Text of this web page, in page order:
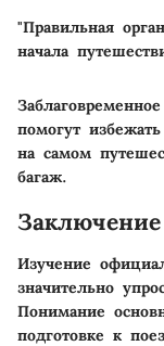
"Правильная
начала
помогут
на самом
багаж.
Заключение
Изучение
значительно
Понимание
подготовке к